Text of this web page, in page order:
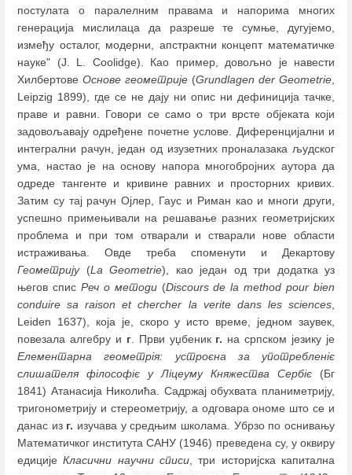
постулата о паралелним правама и напорима многих
генерација мислилаца да разреше те сумње, дугујемо,
између осталог, модерни, апстрактни концепт математичке
науке" (J. L. Coolidge). Као пример, довољно је навести
Хилбертове Основе геометрије (Grundlagen der Geometrie,
Leipzig 1899), где се не дају ни опис ни дефиниција тачке,
праве и равни. Говори се само о три врсте објеката који
задовољавају одређене почетне услове. Диференцијални и
интегрални рачун, један од изузетних проналазака људског
ума, настао је на основу напора многобројних аутора да
одреде тангенте и кривине равних и просторних кривих.
Затим су тај рачун Ојлер, Гаус и Риман као и многи други,
успешно примењивали на решавање разних геометријских
проблема и при том отварали и стварали нове области
истраживања. Овде треба споменути и Декартову
Геометрију(La Geometrie), као један од три додатка уз
његов спис Реч о методи(Discours de la method pour bien
conduire sa raison et chercher la verite dans les sciences,
Leiden 1637), која је, скоро у исто време, једном заувек,
повезала алгебру и г. Први уџбеник г. на српском језику је
Елементарна геометрія: устроєна за употребленіє
слишателя філософіє у Ліцеуму Княжества Сербіє (Бг
1841) Атанасија Николића. Садржај обухвата планиметрију,
тригонометрију и стереометрију, а одговара ономе што се и
данас из г. изучава у средњим школама. Убрзо по оснивању
Математичког института САНУ (1946) преведена су, у оквиру
едицијеКласични научни списи, три историјска капитална